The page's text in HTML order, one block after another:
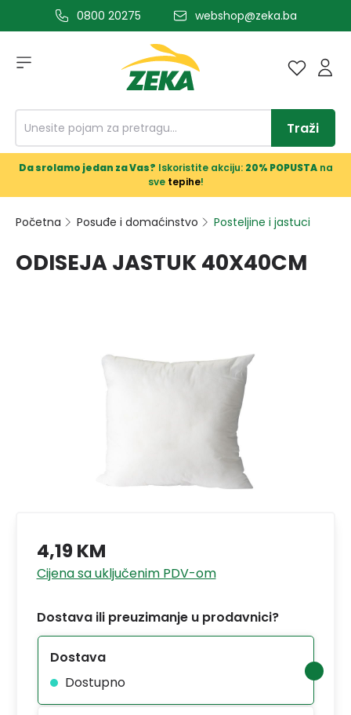
glavni sadržaj0800 20275 webshop@zeka.ba
Traži
Da srolamo jedan za Vas? Iskoristite akciju: 20% POPUSTAna
sve tepihe!
Početna Posuđe i domaćinstvo Posteljine i jastuci
ODISEJA JASTUK 40X40CM
4,19 KM
Cijena sa uključenim PDV-om
Dostava ili preuzimanje u prodavnici?
Dostava
Dostupno